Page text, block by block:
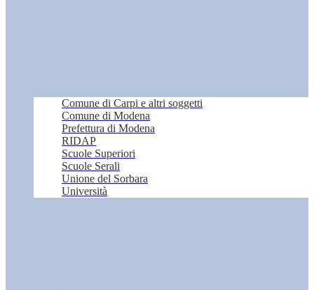
Comune di Carpi e altri soggetti
Comune di Modena
Prefettura di Modena
RIDAP
Scuole Superiori
Scuole Serali
Unione del Sorbara
Università